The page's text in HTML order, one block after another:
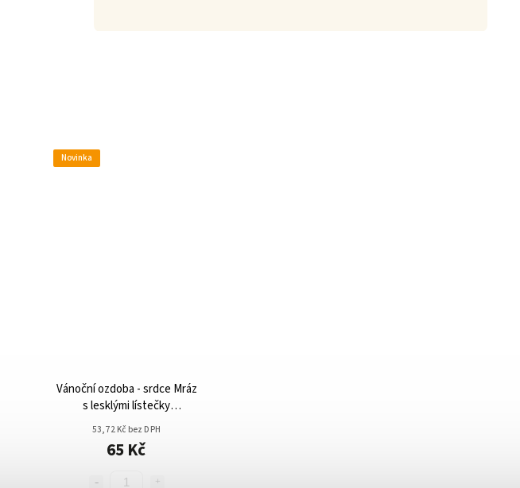
Novinka
Vánoční ozdoba - srdce Mráz
s lesklými lístečky
nestříbřené
53,72 Kč bez DPH
65 Kč